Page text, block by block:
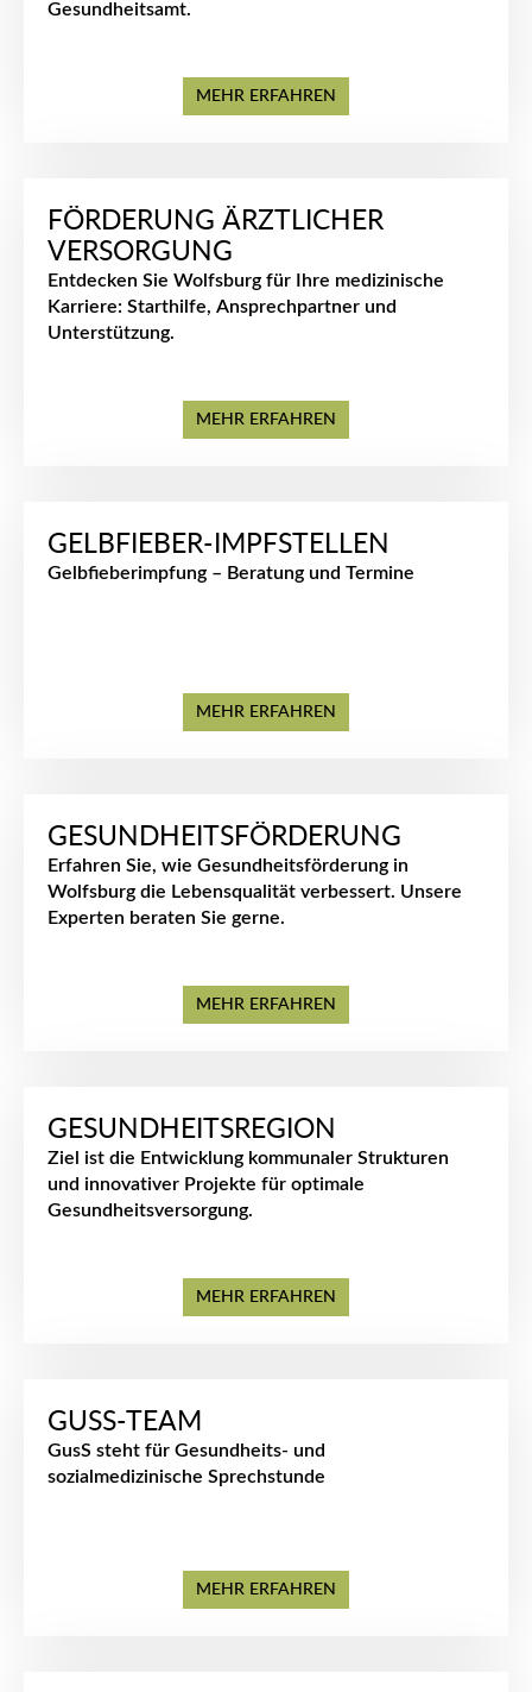
Gesundheitsamt.
MEHR ERFAHREN
FÖRDERUNG ÄRZTLICHER
VERSORGUNG
Entdecken Sie Wolfsburg für Ihre medizinische
Karriere: Starthilfe, Ansprechpartner und
Unterstützung.
MEHR ERFAHREN
GELBFIEBER-IMPFSTELLEN
Gelbfieberimpfung – Beratung und Termine
MEHR ERFAHREN
GESUNDHEITSFÖRDERUNG
Erfahren Sie, wie Gesundheitsförderung in
Wolfsburg die Lebensqualität verbessert. Unsere
Experten beraten Sie gerne.
MEHR ERFAHREN
GESUNDHEITSREGION
Ziel ist die Entwicklung kommunaler Strukturen
und innovativer Projekte für optimale
Gesundheitsversorgung.
MEHR ERFAHREN
GUSS-TEAM
GusS steht für Gesundheits- und
sozialmedizinische Sprechstunde
MEHR ERFAHREN